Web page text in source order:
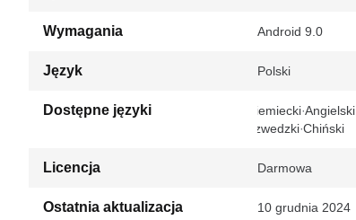
Wymagania Android 9.0
Język Polski
Dostępne języki Niemiecki Angielski
Szwedzki Chiński
Licencja Darmowa
Ostatnia aktualizacja 10 grudnia 2024